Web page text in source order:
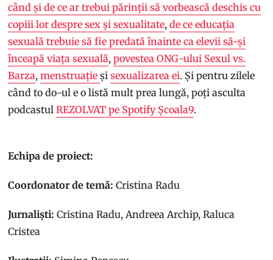
când și de ce ar trebui părinții să vorbească deschis cu
copiii lor despre sex și sexualitate,de ce educația
sexuală trebuie să fie predată înainte ca elevii să-și
înceapă viața sexuală,povestea ONG-ului Sexul vs.
Barza,menstruațieșisexualizarea ei. Și pentru zilele
când to do-ul e o listă mult prea lungă, poți asculta
podcastulREZOLVAT pe Spotify Școala9.
Echipa de proiect:
Coordonator de temă:Cristina Radu
Jurnaliști:Cristina Radu, Andreea Archip, Raluca
Cristea